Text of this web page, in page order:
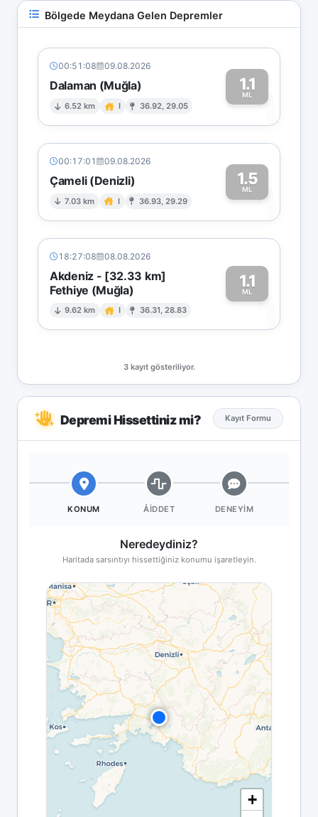
Bölgede Meydana Gelen Depremler
00:51:08 09.08.2026
Dalaman (Muğla)
6.52 km I 36.92, 29.05
1.1
ML 1
00:17:01 09.08.2026
Çameli (Denizli)
7.03 km I 36.93, 29.29
1.5
ML1
18:27:08 08.08.2026
Akdeniz - [32.33 km]
Fethiye (Muğla)
9.62 km I 36.31, 28.83
1.1
ML 1
3 kayıt gösteriliyor.
Depremi Hissettiniz mi? Kayıt Formu
KONUM ÅIDDET DENEYIM
Neredeydiniz?
Haritada sarsıntıyı hissettiğiniz konumu işaretleyin.
+